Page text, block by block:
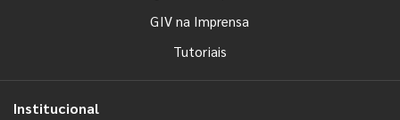
GIV na Imprensa
Tutoriais
Institucional